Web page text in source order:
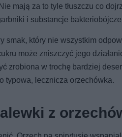
mają za to tyle tłuszczu co
i substancje
który nie wszystkim
może zniszczyć jego
zrobiona w trochę bardziej
typowa, lecznicza orzechówka.
z